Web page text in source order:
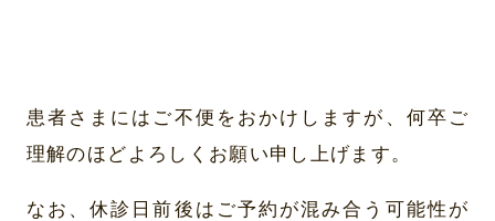
患者さまにはご不便をおかけしますが、何卒ご
理解のほどよろしくお願い申し上げます。
なお、休診日前後はご予約が混み合う可能性が